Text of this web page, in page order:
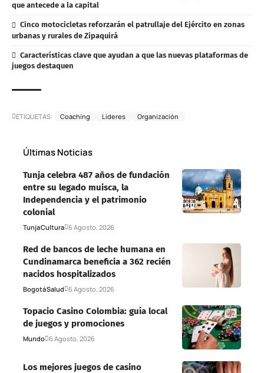
que antecede a la capital
Cinco motocicletas reforzarán el patrullaje del Ejército en zonas
urbanas y rurales de Zipaquirá
Características clave que ayudan a que las nuevas plataformas de
juegos destaquen
ETIQUETAS: Coaching Líderes Organización
Últimas Noticias
Tunja celebra 487 años de fundación
entre su legado muisca, la
Independencia y el patrimonio
colonial
TunjaCultura 6 Agosto, 2026
Red de bancos de leche humana en
Cundinamarca beneficia a 362 recién
nacidos hospitalizados
BogotáSalud 6 Agosto, 2026
Topacio Casino Colombia: guía local
de juegos y promociones
Mundo 6 Agosto, 2026
Los mejores juegos de casino